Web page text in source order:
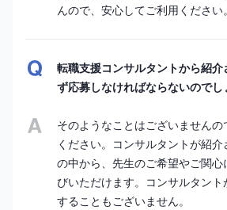
んので、安心してご利用ください。
転職支援コンサルタントから紹
ず応募しなければならないのでし
そのようなことはございません
ください。コンサルタントが紹
の中から、先生のご希望やご関
びいただけます。コンサルタン
することもございません。